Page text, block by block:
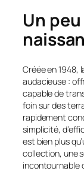
Un
Créée en 1948,
audacieuse :
capable de
foin sur des
rapidement
simplicité,
est bien plus
collection, une
incontournable